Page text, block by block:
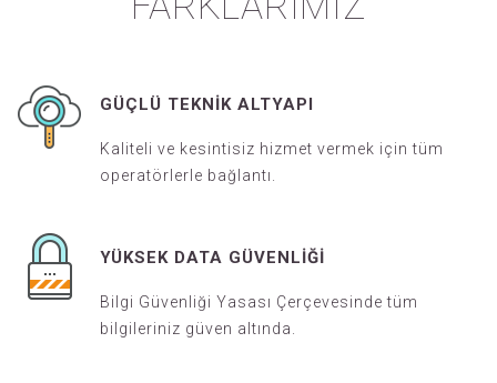
TOPLU
GÜÇLÜ TEKNIK ALTYAPI
Kaliteli ve kesintisiz hizmet vermek için tüm
operatörlerle bağlantı.
YÜKSEK DATA GÜVENLIĞI
Bilgi Güvenliği Yasası Çerçevesinde tüm
bilgileriniz güven altında.